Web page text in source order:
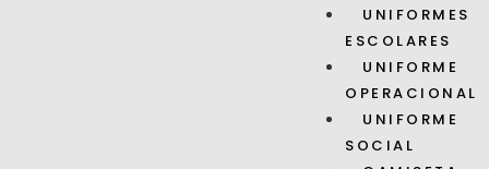
UNIFORMES
ESCOLARES
UNIFORME
OPERACIONAL
UNIFORME
SOCIAL